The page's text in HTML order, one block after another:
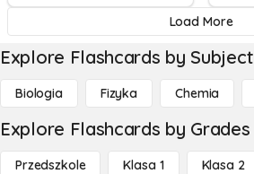
Load More
Explore Flashcards by Subject
Biologia Fizyka Chemia
Explore Flashcards by Grades
Przedszkole Klasa 1 Klasa 2